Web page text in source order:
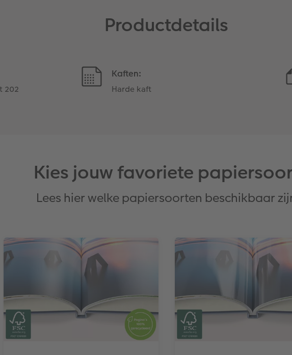
Productdetails
202
Kaften:
Harde kaft
Kies jouw favoriete
Lees hier welke papiersoorten beschikbaar